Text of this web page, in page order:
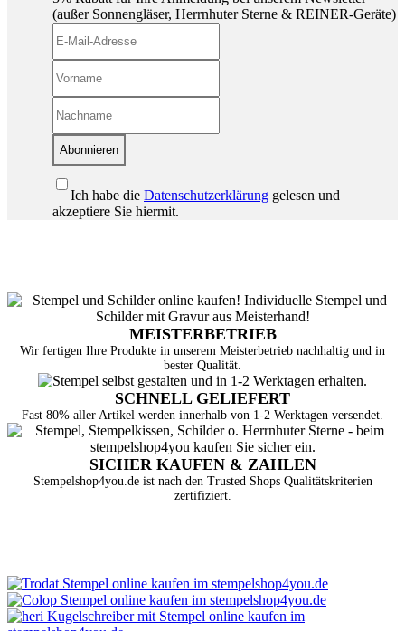
(außer Sonnengläser, Herrnhuter Sterne & REINER-Geräte)
Abonnieren
Ich habe die Datenschutzerklärung gelesen und
akzeptiere Sie hiermit.
MEISTERBETRIEB
Wir fertigen Ihre Produkte in unserem Meisterbetrieb nachhaltig und in
bester Qualität.
SCHNELL GELIEFERT
Fast 80% aller Artikel werden innerhalb von 1-2 Werktagen versendet.
SICHER KAUFEN & ZAHLEN
Stempelshop4you.de ist nach den Trusted Shops Qualitätskriterien
zertifiziert.